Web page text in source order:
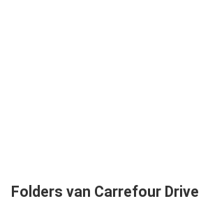
Folders van Carrefour